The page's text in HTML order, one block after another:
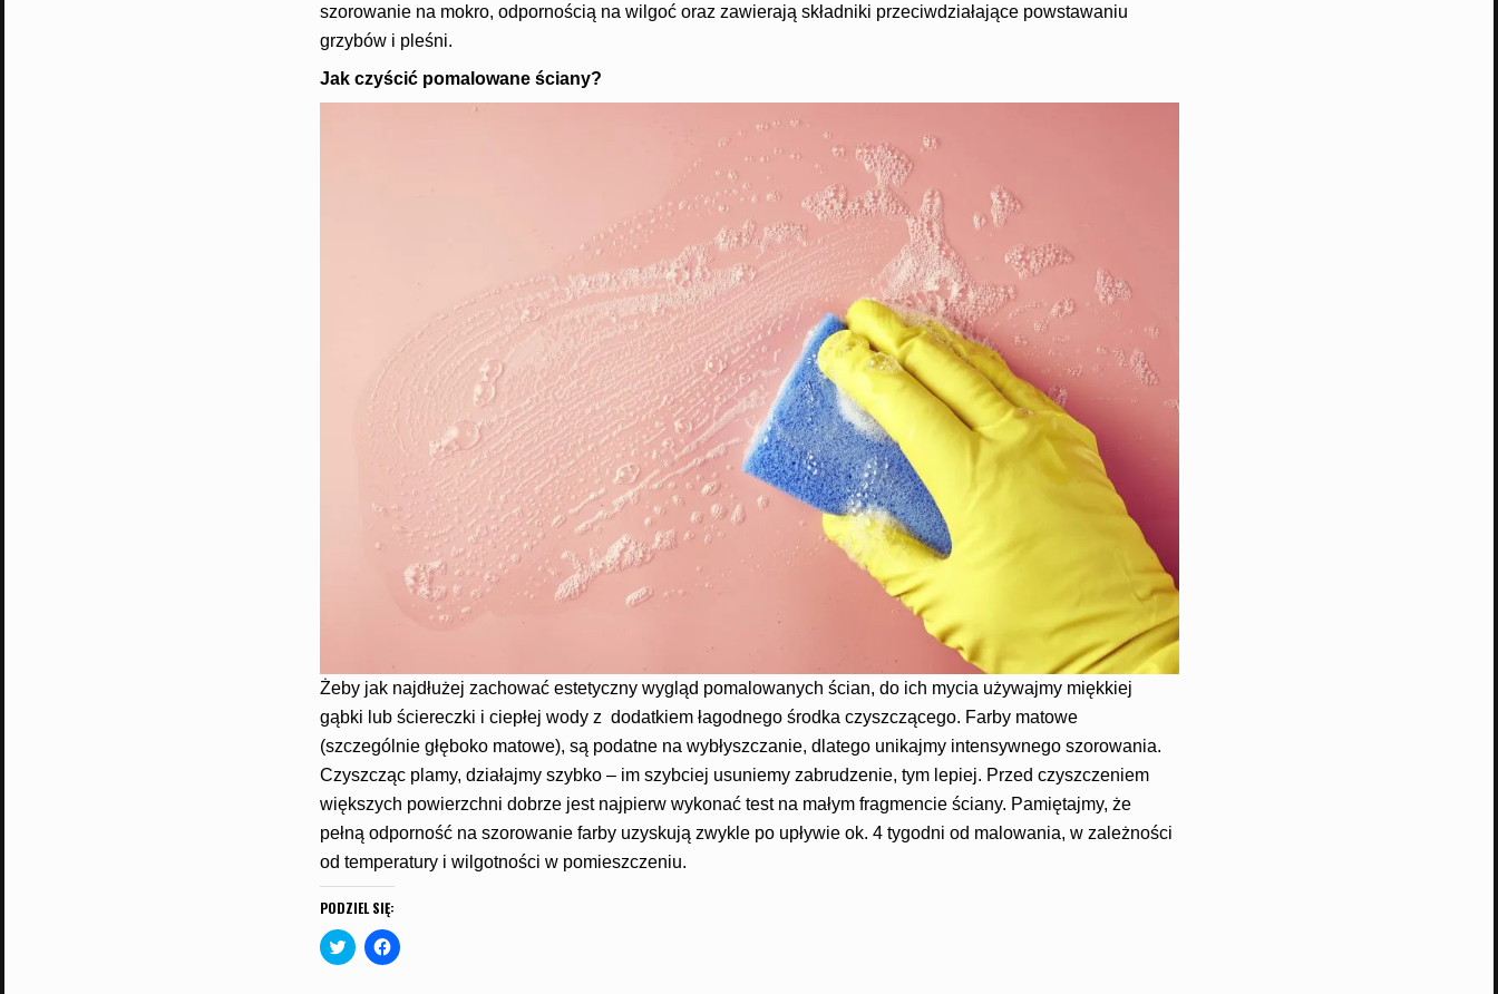
szorowanie na mokro, odpornością na wilgoć oraz zawierają składniki przeciwdziałające powstawaniu
grzybów i pleśni.
Jak czyścić pomalowane ściany?
Żeby jak najdłużej zachować estetyczny wygląd pomalowanych ścian, do ich mycia używajmy miękkiej
gąbki lub ściereczki i ciepłej wody z dodatkiem łagodnego środka czyszczącego. Farby matowe
(szczególnie głęboko matowe), są podatne na wybłyszczanie, dlatego unikajmy intensywnego szorowania.
Czyszcząc plamy, działajmy szybko – im szybciej usuniemy zabrudzenie, tym lepiej. Przed czyszczeniem
większych powierzchni dobrze jest najpierw wykonać test na małym fragmencie ściany. Pamiętajmy, że
pełną odporność na szorowanie farby uzyskują zwykle po upływie ok. 4 tygodni od malowania, w zależności
od temperatury i wilgotności w pomieszczeniu.
PODZIEL SIĘ:
C
l
C
l